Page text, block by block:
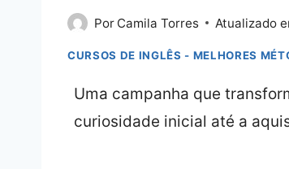
Por Camila Torres Atualizado
CURSOS DE INGLÊS - MELHORES
Uma campanha que
curiosidade inicial até a